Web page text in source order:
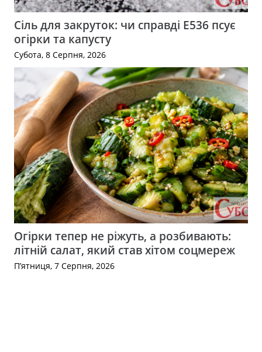
Сіль для закруток: чи справді Е536 псує
огірки та капусту
Субота, 8 Серпня, 2026
Огірки тепер не ріжуть, а розбивають:
літній салат, який став хітом соцмереж
П’ятниця, 7 Серпня, 2026